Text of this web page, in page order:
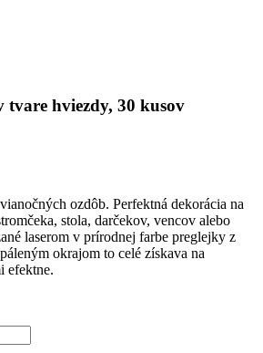
tvare hviezdy, 30 kusov
ozdôb. Perfektná dekorácia na
stola, darčekov, vencov alebo
laserom v prírodnej farbe preglejky z
okrajom to celé získava na
efektne.